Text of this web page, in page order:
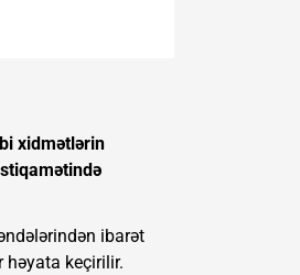
xidmətlərin
ibarət
həyata keçirilir.